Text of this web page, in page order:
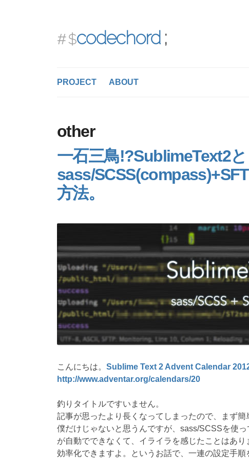
codechord
PROJECT ABOUT
other
一石三鳥!?SublimeText2と
sass/
方法。
こんにちは。 Sublime Text 2 Advent Calendar
http://www.adventar.org/calendars/20
釣りタイトルですいません。
記事が思ったより長くなってしまったので、まず簡
僕だけじゃないと思うんですが、sass/SCSSを使
が自動でできなくて、イライラを感じたことはあ
効率化できますよ。というお話で、一連の設定手順